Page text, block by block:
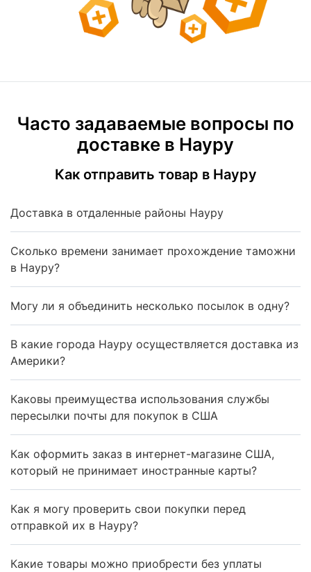
Часто задаваемые вопросы по
доставке в Науру
Как отправить товар в Науру
Доставка в отдаленные районы Науру
Сколько времени занимает прохождение таможни
в Науру?
Могу ли я объединить несколько посылок в одну?
В какие города Науру осуществляется доставка из
Америки?
Каковы преимущества использования службы
пересылки почты для покупок в США
Как оформить заказ в интернет-магазине США,
который не принимает иностранные карты?
Как я могу проверить свои покупки перед
отправкой их в Науру?
Какие товары можно приобрести без уплаты